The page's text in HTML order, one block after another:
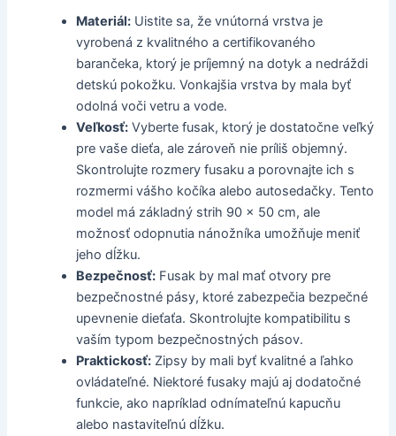
Materiál: Uistite sa, že vnútorná vrstva je
vyrobená z kvalitného a certifikovaného
barančeka, ktorý je príjemný na dotyk a nedráždi
detskú pokožku. Vonkajšia vrstva by mala byť
odolná voči vetru a vode.
Veľkosť: Vyberte fusak, ktorý je dostatočne veľký
pre vaše dieťa, ale zároveň nie príliš objemný.
Skontrolujte rozmery fusaku a porovnajte ich s
rozmermi vášho kočíka alebo autosedačky. Tento
model má základný strih 90 x 50 cm, ale
možnosť odopnutia nánožníka umožňuje meniť
jeho dĺžku.
Bezpečnosť: Fusak by mal mať otvory pre
bezpečnostné pásy, ktoré zabezpečia bezpečné
upevnenie dieťaťa. Skontrolujte kompatibilitu s
vaším typom bezpečnostných pásov.
Praktickosť: Zipsy by mali byť kvalitné a ľahko
ovládateľné. Niektoré fusaky majú aj dodatočné
funkcie, ako napríklad odnímateľnú kapucňu
alebo nastaviteľnú dĺžku.